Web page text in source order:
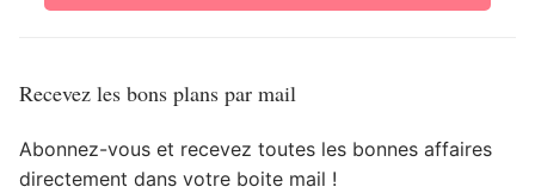
Recevez les bons plans par mail
Abonnez-vous et recevez toutes les bonnes affaires
directement dans votre boite mail !